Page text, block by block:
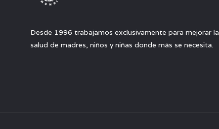
Desde 1996 trabajamos exclusivamente para mejorar la
salud de madres, niños y niñas donde más se necesita.